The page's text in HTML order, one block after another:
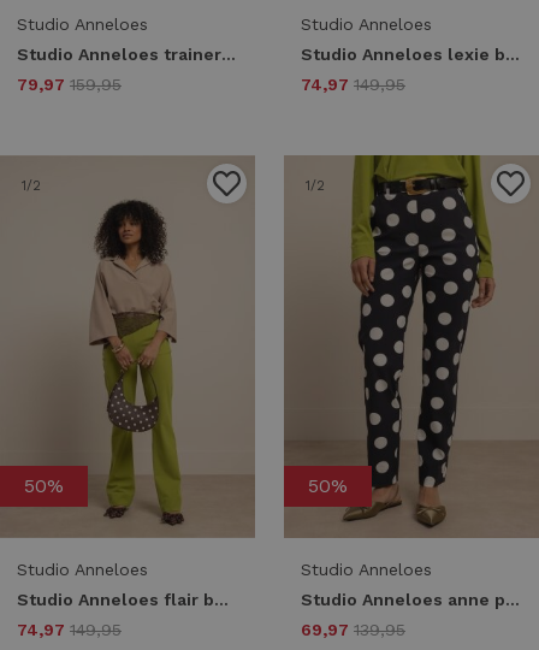
Studio Anneloes
Studio Anneloes trainer bonded tape trousers 13504 Broek 2200 latte
79,97 159,95
Studio Anneloes
Studio Anneloes lexie block trousers 13507 Broek 2269 latte/dark blue
74,97 149,95
1/2
50%
Studio Anneloes
Studio Anneloes flair bonded trousers 13488 Flared 2900 dark lime
74,97 149,95
1/2
50%
Studio Anneloes
Studio Anneloes anne polkadot trousers 13491 Broek 6914 darkblue/kit
69,97 139,95